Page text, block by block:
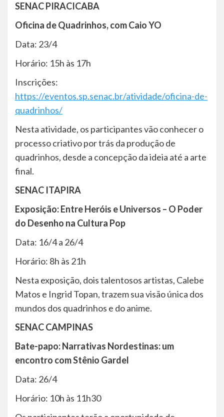
SENAC PIRACICABA
Oficina de Quadrinhos, com Caio YO
Data: 23/4
Horário: 15h às 17h
Inscrições:
https://eventos.sp.senac.br/atividade/oficina-de-
quadrinhos/
Nesta atividade, os participantes vão conhecer o
processo criativo por trás da produção de
quadrinhos, desde a concepção da ideia até a arte
final.
SENAC ITAPIRA
Exposição: Entre Heróis e Universos – O Poder
do Desenho na Cultura Pop
Data: 16/4 a 26/4
Horário: 8h às 21h
Nesta exposição, dois talentosos artistas, Calebe
Matos e Ingrid Topan, trazem sua visão única dos
mundos dos quadrinhos e do anime.
SENAC CAMPINAS
Bate-papo: Narrativas Nordestinas: um
encontro com Stênio Gardel
Data: 26/4
Horário: 10h às 11h30